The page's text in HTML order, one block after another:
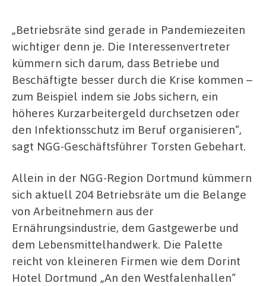
„Betriebsräte sind gerade in Pandemiezeiten
wichtiger denn je. Die Interessenvertreter
kümmern sich darum, dass Betriebe und
Beschäftigte besser durch die Krise kommen –
zum Beispiel indem sie Jobs sichern, ein
höheres Kurzarbeitergeld durchsetzen oder
den Infektionsschutz im Beruf organisieren“,
sagt NGG-Geschäftsführer Torsten Gebehart.
Allein in der NGG-Region Dortmund kümmern
sich aktuell 204 Betriebsräte um die Belange
von Arbeitnehmern aus der
Ernährungsindustrie, dem Gastgewerbe und
dem Lebensmittelhandwerk. Die Palette
reicht von kleineren Firmen wie dem Dorint
Hotel Dortmund „An den Westfalenhallen“